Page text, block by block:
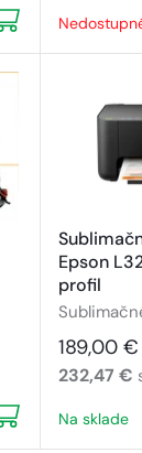
Epson
profil
189,00 €
232,47 €
Na sklade